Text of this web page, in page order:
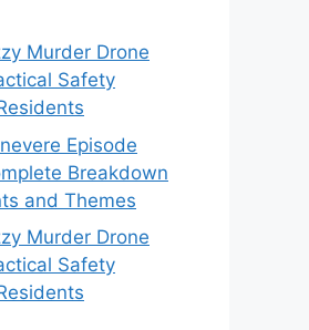
Murder Drone
Safety
Episode
Breakdown
and Themes
Murder Drone
Safety